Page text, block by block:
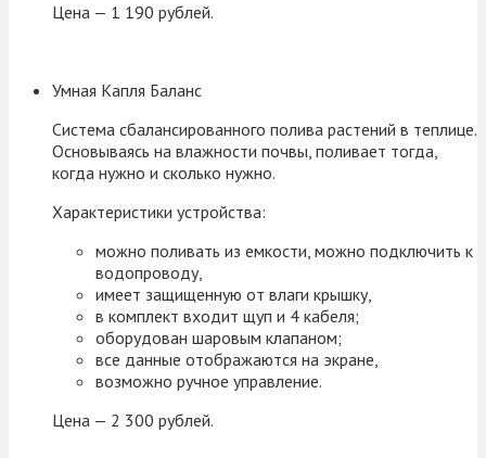
Цена — 1 190 рублей.
Умная Капля Баланс
Система сбалансированного полива растений в теплице.
Основываясь на влажности почвы, поливает тогда,
когда нужно и сколько нужно.
Характеристики устройства:
можно поливать из емкости, можно подключить к
водопроводу,
имеет защищенную от влаги крышку,
в комплект входит щуп и 4 кабеля;
оборудован шаровым клапаном;
все данные отображаются на экране,
возможно ручное управление.
Цена — 2 300 рублей.